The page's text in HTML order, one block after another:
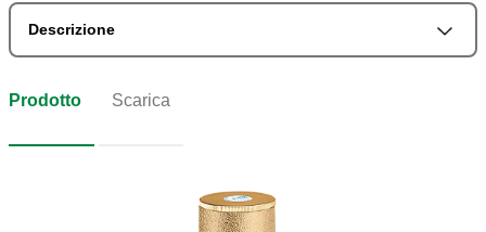
Descrizione
Prodotto Scarica